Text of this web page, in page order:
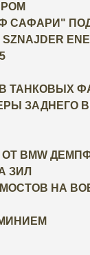
САФАРИ"
ТАНКОВЫХ
ЗАДНЕГО
BMW
ЗИЛ
НА